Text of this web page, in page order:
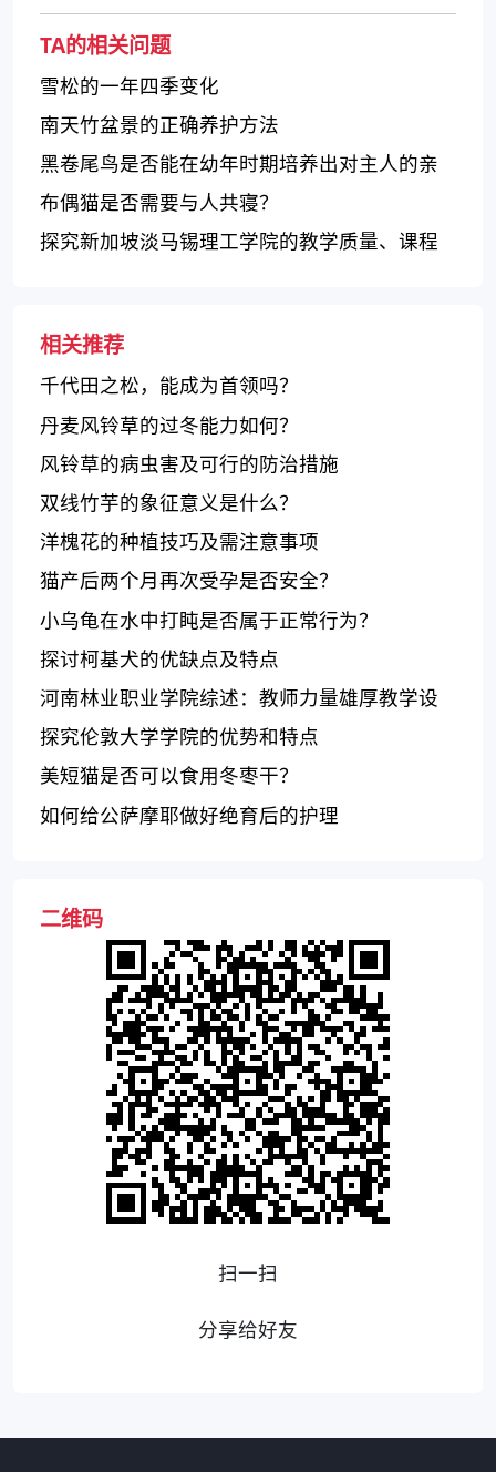
TA的相关问题
雪松的一年四季变化
南天竹盆景的正确养护方法
黑卷尾鸟是否能在幼年时期培养出对主人的亲
近感？
布偶猫是否需要与人共寝？
探究新加坡淡马锡理工学院的教学质量、课程
相关推荐
千代田之松，能成为首领吗？
丹麦风铃草的过冬能力如何？
风铃草的病虫害及可行的防治措施
双线竹芋的象征意义是什么？
洋槐花的种植技巧及需注意事项
猫产后两个月再次受孕是否安全？
小乌龟在水中打盹是否属于正常行为？
探讨柯基犬的优缺点及特点
河南林业职业学院综述：教师力量雄厚教学设
施完善就业机会多
探究伦敦大学学院的优势和特点
美短猫是否可以食用冬枣干？
如何给公萨摩耶做好绝育后的护理
二维码
扫一扫
分享给好友